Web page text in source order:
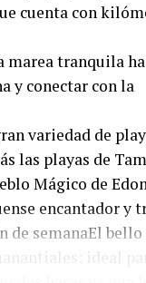
cuenta con
marea tranquila
y conectar con la
variedad de
las playas de
Mágico de
encantador y
de semanaEl
ideal